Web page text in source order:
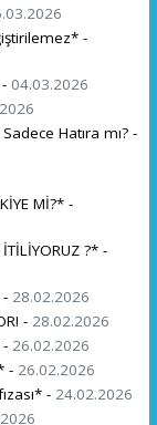
-
04.03.2026
Hatıra mı? -
Mİ?* -
İTİLİYORUZ ?* -
- 28.02.2026
- 28.02.2026
- 26.02.2026
- 26.02.2026
- 24.02.2026